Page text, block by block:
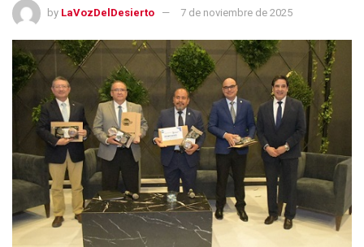
by LaVozDelDesierto 7 de noviembre de 2025